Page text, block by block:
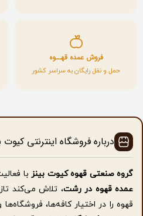
فروش عمده قهــوه
حمل و نقل رایگان به سراسر کشور
درباره فروشگاه اینترنتی کیوت
گروه صنعتی قهوه کیوت بینز با
عمده قهوه در رشت، تلاش می‌کند
قهوه را در اختیار کافه‌ها،